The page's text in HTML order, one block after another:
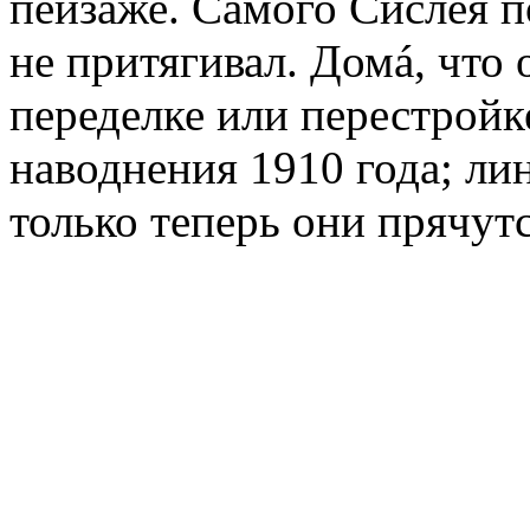
не притягивал. Домá, что
переделке или
наводнения 1910 года;
только теперь они